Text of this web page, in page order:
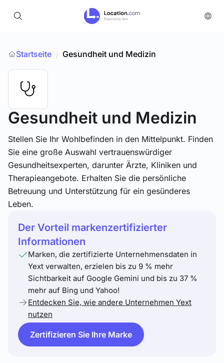
Startseite / Gesundheit und Medizin
Gesundheit und Medizin
Stellen Sie Ihr Wohlbefinden in den Mittelpunkt. Finden
Sie eine große Auswahl vertrauenswürdiger
Gesundheitsexperten, darunter Ärzte, Kliniken und
Therapieangebote. Erhalten Sie die persönliche
Betreuung und Unterstützung für ein gesünderes
Leben.
Der Vorteil markenzertifizierter
Informationen
Marken, die zertifizierte Unternehmensdaten in
Yext verwalten, erzielen bis zu 9 % mehr
Sichtbarkeit auf Google Gemini und bis zu 37 %
mehr auf Bing und Yahoo!
Entdecken Sie, wie andere Unternehmen Yext
nutzen
Zertifizieren Sie Ihre Marke